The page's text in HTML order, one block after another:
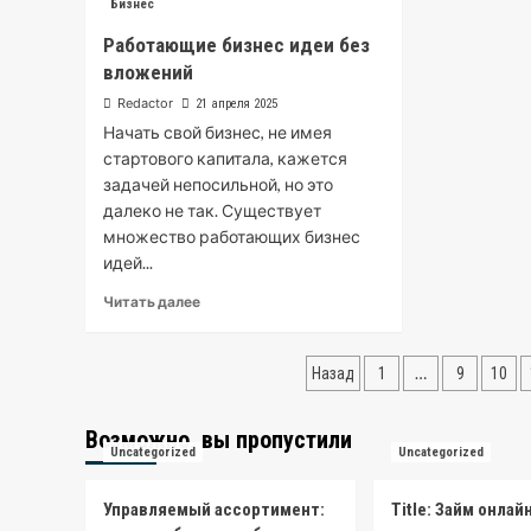
тех
декрете
Бизнес
Работающие бизнес идеи без
вложений
Redactor 21 апреля 2025
Начать свой бизнес, не имея
стартового капитала, кажется
задачей непосильной, но это
далеко не так. Существует
множество работающих бизнес
идей...
Читать далееRead
без
вложений
Пагинация
Назад 1 … 9 10
Возможно, вы пропустили
Uncategorized
Управляемый ассортимент:
Uncategorized
Title: Займ